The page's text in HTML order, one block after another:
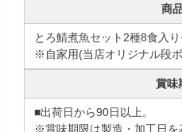
商
とろ鯖煮魚セット2種8食入り
※自家用(当店オリジナル段
賞味
■出荷日から90日以上。
※賞味期限は製造・加工日を